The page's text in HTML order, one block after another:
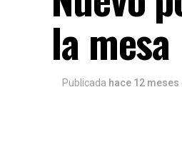
la mesa
Publicada hace 12 meses